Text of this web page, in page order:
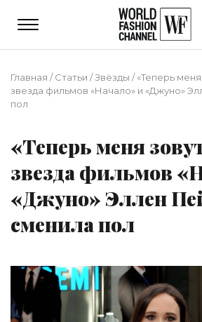
Главная /Статьи /Звёзды /«Теперь
звезда фильмов «Начало» и «Джуно»
пол
«Теперь меня
звезда фильмов
«Джуно» Эллен
сменила пол